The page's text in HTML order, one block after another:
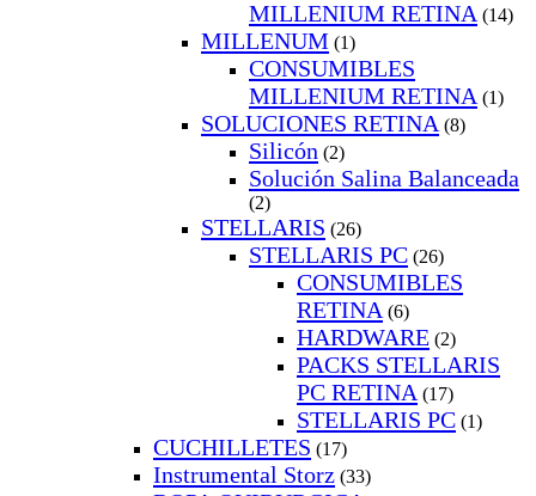
MILLENIUM RETINA (14)
MILLENUM (1)
CONSUMIBLES
MILLENIUM RETINA (1)
SOLUCIONES RETINA (8)
Silicón (2)
Solución Salina Balanceada
(2)
STELLARIS (26)
STELLARIS PC (26)
CONSUMIBLES
RETINA (6)
HARDWARE (2)
PACKS STELLARIS
PC RETINA (17)
STELLARIS PC (1)
CUCHILLETES (17)
Instrumental Storz (33)